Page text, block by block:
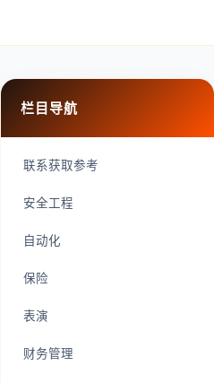
栏目导航
联系获取参考
安全工程
自动化
保险
表演
财务管理